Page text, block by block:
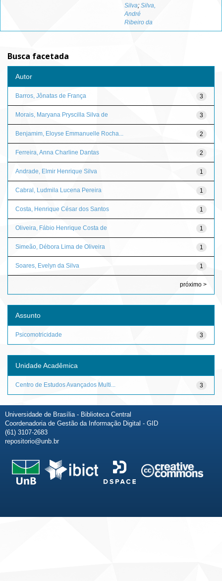
Silva; Silva,
André
Ribeiro da
Busca facetada
Autor
3
Barros, Jônatas de França
3
Morais, Maryana Pryscilla Silva de
2
Benjamim, Eloyse Emmanuelle Rocha...
2
Ferreira, Anna Charline Dantas
1
Andrade, Elmir Henrique Silva
1
Cabral, Ludmila Lucena Pereira
1
Costa, Henrique César dos Santos
1
Oliveira, Fábio Henrique Costa de
1
Simeão, Débora Lima de Oliveira
1
Soares, Evelyn da Silva
próximo >
Assunto
3
Psicomotricidade
Unidade Acadêmica
3
Centro de Estudos Avançados Multi...
Universidade de Brasília - Biblioteca Central
Coordenadoria de Gestão da Informação Digital - GID
(61) 3107-2683
repositorio@unb.br